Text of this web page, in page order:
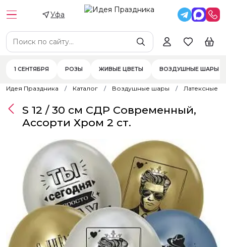
Уфа
1 СЕНТЯБРЯ РОЗЫ ЖИВЫЕ ЦВЕТЫ ВОЗДУШНЫЕ ШАРЫ
Идея Праздника Каталог Воздушные шары Латексные
S 12 / 30 см СДР Современный,
Ассорти Хром 2 ст.